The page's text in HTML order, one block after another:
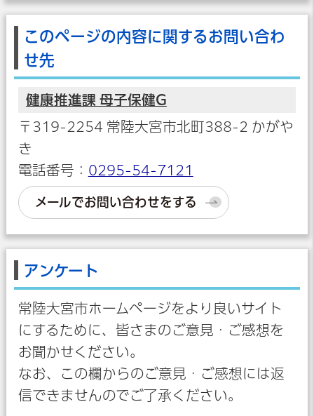
このページの内容に関するお問い合わ
せ先
健康推進課 母子保健G
〒319-2254 常陸大宮市北町388-2 かがや
き
電話番号： 0295-54-7121
メールでお問い合わせをする
アンケート
常陸大宮市ホームページをより良いサイト
にするために、皆さまのご意見・ご感想を
お聞かせください。
なお、この欄からのご意見・ご感想には返
信できませんのでご了承ください。